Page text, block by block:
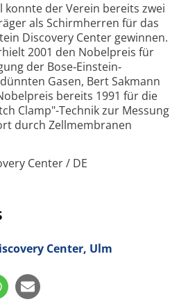
konnte der Verein bereits zwei
als Schirmherren für das
Discovery Center gewinnen.
2001 den Nobelpreis für
der Bose‐Einstein‐
Gasen, Bert Sakmann
bereits 1991 für die
Clamp"-Technik zur Messung
durch Zellmembranen
Center / DE
Center, Ulm